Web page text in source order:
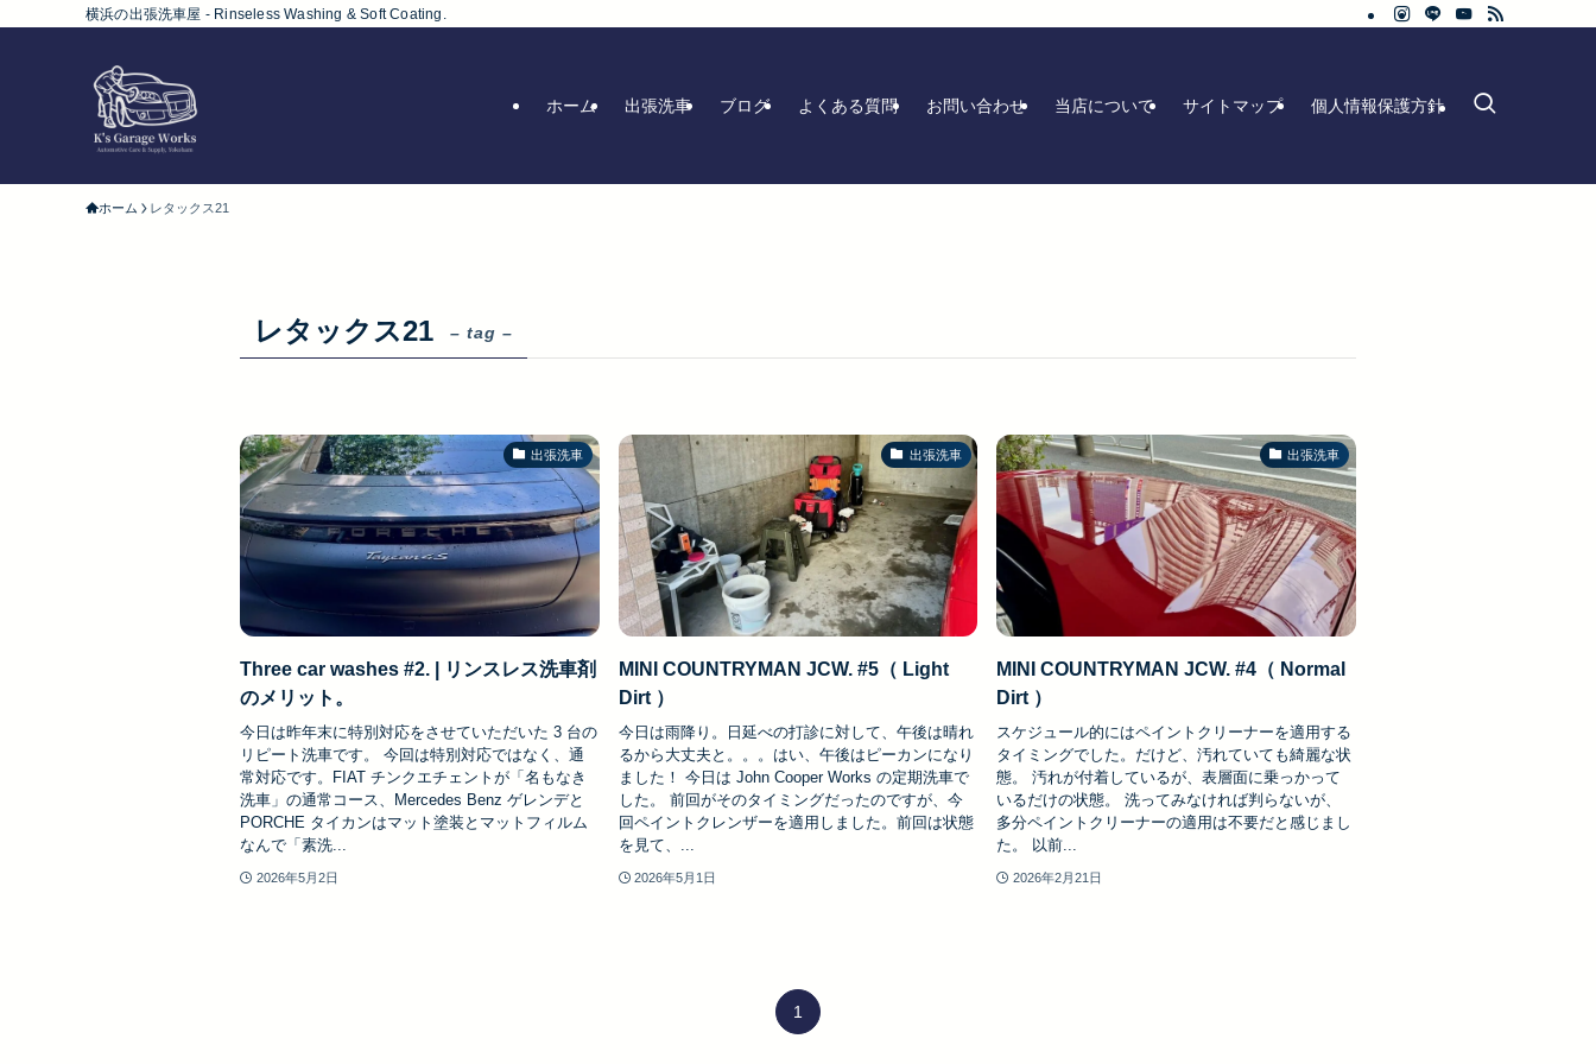
横浜の出張洗車屋 - Rinseless Washing & Soft Coating.
ホーム 出張洗車 ブログ よくある質問 お問い合わせ 当店について サイトマップ 個人情報保護方針
ホーム レタックス21
レタックス21 – tag –
出張洗車
Three car washes #2. | リンスレス洗車剤
のメリット。
今日は昨年末に特別対応をさせていただいた 3 台の
リピート洗車です。 今回は特別対応ではなく、通
常対応です。FIAT チンクエチェントが「名もなき
洗車」の通常コース、Mercedes Benz ゲレンデと
PORCHE タイカンはマット塗装とマットフィルム
なんで「素洗...
2026年5月2日
出張洗車
MINI COUNTRYMAN JCW. #5（ Light
Dirt ）
今日は雨降り。日延べの打診に対して、午後は晴れ
るから大丈夫と。。。はい、午後はピーカンになり
ました！ 今日は John Cooper Works の定期洗車で
した。 前回がそのタイミングだったのですが、今
回ペイントクレンザーを適用しました。前回は状態
を見て、...
2026年5月1日
出張洗車
MINI COUNTRYMAN JCW. #4（ Normal
Dirt ）
スケジュール的にはペイントクリーナーを適用する
タイミングでした。だけど、汚れていても綺麗な状
態。 汚れが付着しているが、表層面に乗っかって
いるだけの状態。 洗ってみなければ判らないが、
多分ペイントクリーナーの適用は不要だと感じまし
た。 以前...
2026年2月21日
1